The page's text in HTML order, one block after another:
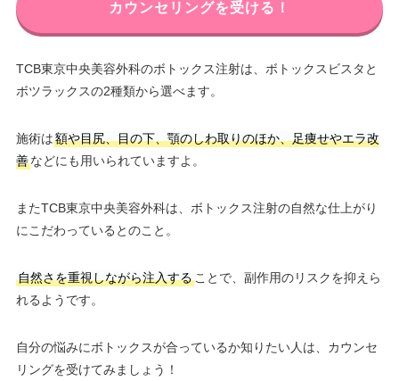
カウンセリングを受ける！
TCB東京中央美容外科のボトックス注射は、ボトックスビスタと
ボツラックスの2種類から選べます。
施術は額や目尻、目の下、顎のしわ取りのほか、足痩せやエラ改
善などにも用いられていますよ。
またTCB東京中央美容外科は、ボトックス注射の自然な仕上がり
にこだわっているとのこと。
自然さを重視しながら注入することで、副作用のリスクを抑えら
れるようです。
自分の悩みにボトックスが合っているか知りたい人は、カウンセ
リングを受けてみましょう！